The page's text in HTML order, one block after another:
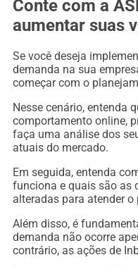
Conte com a
aumentar suas
Se você deseja
demanda na sua
começar com o
Nesse cenário, entenda
comportamento online,
faça uma análise dos
atuais do mercado.
Em seguida, entenda
funciona e quais são as
alteradas para atender
Além disso, é
demanda não ocorre
contrário, as ações de